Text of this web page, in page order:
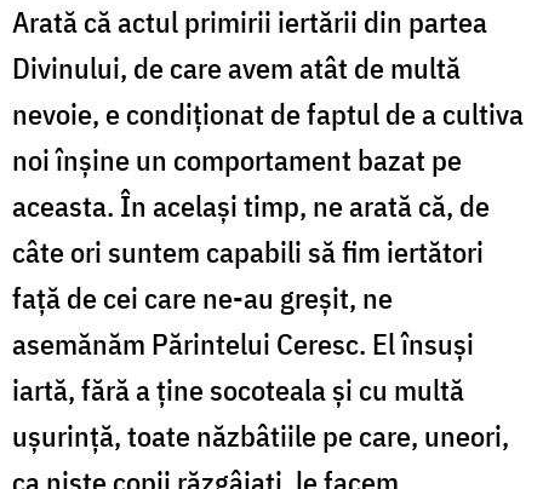
Arată că actul primirii iertării din partea
Divinului, de care avem atât de multă
nevoie, e condiționat de faptul de a cultiva
noi înșine un comportament bazat pe
aceasta. În același timp, ne arată că, de
câte ori suntem capabili să fim iertători
față de cei care ne-au greșit, ne
asemănăm Părintelui Ceresc. El însuși
iartă, fără a ține socoteala și cu multă
ușurință, toate năzbâtiile pe care, uneori,